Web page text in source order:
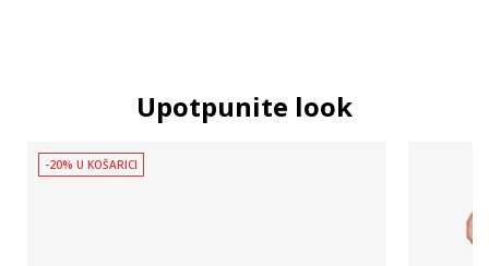
Upotpunite look
-20% U KOŠARICI